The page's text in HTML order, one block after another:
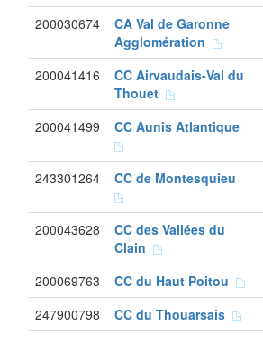
200030674
CA Val de Garonne
Agglomération
200041416
CC Airvaudais-Val du
Thouet
200041499 CC Aunis Atlantique
243301264 CC de Montesquieu
200043628
CC des Vallées du
Clain
200069763 CC du Haut Poitou
247900798 CC du Thouarsais